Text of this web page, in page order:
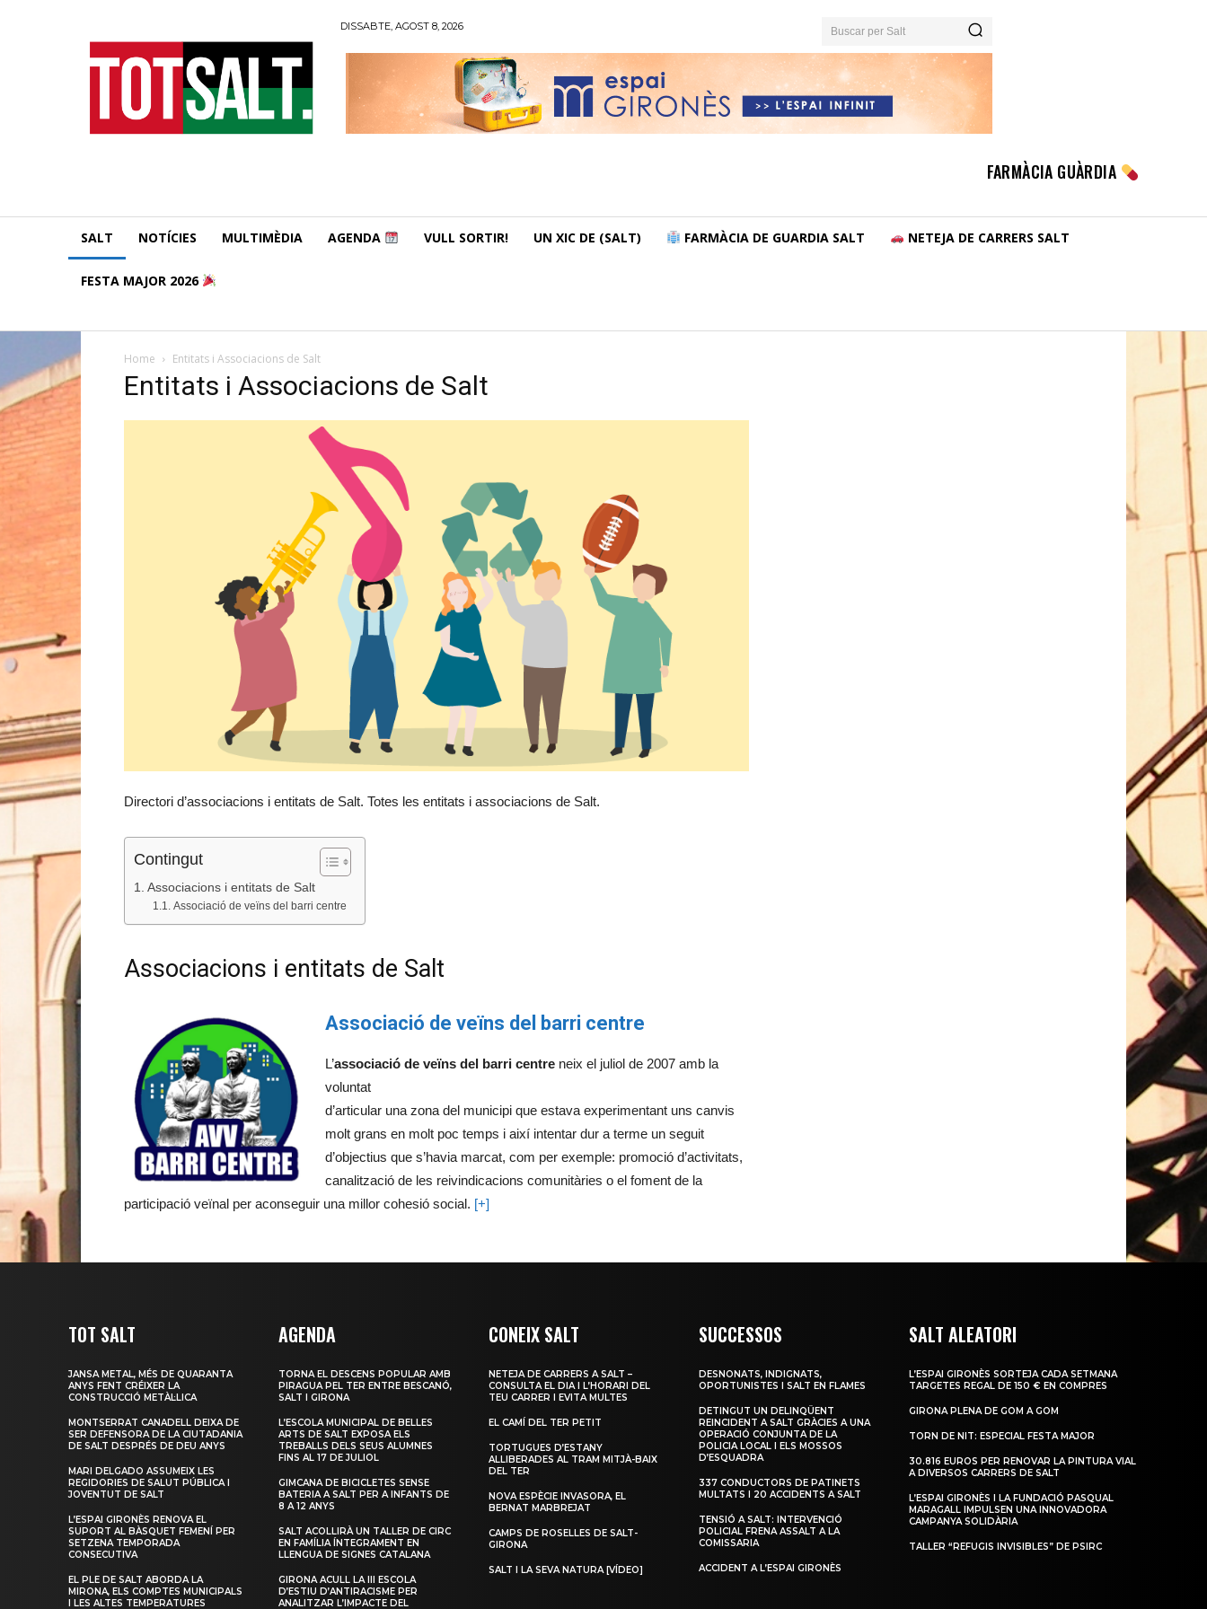
DISSABTE, AGOST 8, 2026 Buscar per Salt
FARMÀCIA GUÀRDIA
SALT NOTÍCIES MULTIMÈDIA AGENDA VULL SORTIR! UN XIC DE (SALT) FARMÀCIA DE GUARDIA SALT NETEJA DE CARRERS SALT
FESTA MAJOR 2026
Home Entitats i Associacions de Salt
Entitats i Associacions de Salt
Directori d’associacions i entitats de Salt. Totes les entitats i associacions de Salt.
Contingut
Associacions i entitats de Salt
Associació de veïns del barri centre
Associacions i entitats de Salt
Associació de veïns del barri centre
L’associació de veïns del barri centre neix el juliol de 2007 amb la
voluntat
d’articular una zona del municipi que estava experimentant uns canvis
molt grans en molt poc temps i així intentar dur a terme un seguit
d’objectius que s’havia marcat, com per exemple: promoció d’activitats,
canalització de les reivindicacions comunitàries o el foment de la
participació veïnal per aconseguir una millor cohesió social. [+]
TOT SALT
JANSA METAL, MÉS DE QUARANTA
ANYS FENT CRÉIXER LA
CONSTRUCCIÓ METÀL·LICA
MONTSERRAT CANADELL DEIXA DE
SER DEFENSORA DE LA CIUTADANIA
DE SALT DESPRÉS DE DEU ANYS
MARI DELGADO ASSUMEIX LES
REGIDORIES DE SALUT PÚBLICA I
JOVENTUT DE SALT
L’ESPAI GIRONÈS RENOVA EL
SUPORT AL BÀSQUET FEMENÍ PER
SETZENA TEMPORADA
CONSECUTIVA
EL PLE DE SALT ABORDA LA
MIRONA, ELS COMPTES MUNICIPALS
I LES ALTES TEMPERATURES
AGENDA
TORNA EL DESCENS POPULAR AMB
PIRAGUA PEL TER ENTRE BESCANÓ,
SALT I GIRONA
L’ESCOLA MUNICIPAL DE BELLES
ARTS DE SALT EXPOSA ELS
TREBALLS DELS SEUS ALUMNES
FINS AL 17 DE JULIOL
GIMCANA DE BICICLETES SENSE
BATERIA A SALT PER A INFANTS DE
8 A 12 ANYS
SALT ACOLLIRÀ UN TALLER DE CIRC
EN FAMÍLIA ÍNTEGRAMENT EN
LLENGUA DE SIGNES CATALANA
GIRONA ACULL LA III ESCOLA
D’ESTIU D’ANTIRACISME PER
ANALITZAR L’IMPACTE DEL
CONEIX SALT
NETEJA DE CARRERS A SALT –
CONSULTA EL DIA I L’HORARI DEL
TEU CARRER I EVITA MULTES
EL CAMÍ DEL TER PETIT
TORTUGUES D’ESTANY
ALLIBERADES AL TRAM MITJÀ-BAIX
DEL TER
NOVA ESPÈCIE INVASORA, EL
BERNAT MARBREJAT
CAMPS DE ROSELLES DE SALT-
GIRONA
SALT I LA SEVA NATURA [VÍDEO]
SUCCESSOS
DESNONATS, INDIGNATS,
OPORTUNISTES I SALT EN FLAMES
DETINGUT UN DELINQÜENT
REINCIDENT A SALT GRÀCIES A UNA
OPERACIÓ CONJUNTA DE LA
POLICIA LOCAL I ELS MOSSOS
D’ESQUADRA
337 CONDUCTORS DE PATINETS
MULTATS I 20 ACCIDENTS A SALT
TENSIÓ A SALT: INTERVENCIÓ
POLICIAL FRENA ASSALT A LA
COMISSARIA
ACCIDENT A L’ESPAI GIRONÈS
SALT ALEATORI
L’ESPAI GIRONÈS SORTEJA CADA SETMANA
TARGETES REGAL DE 150 € EN COMPRES
GIRONA PLENA DE GOM A GOM
TORN DE NIT: ESPECIAL FESTA MAJOR
30.816 EUROS PER RENOVAR LA PINTURA VIAL
A DIVERSOS CARRERS DE SALT
L’ESPAI GIRONÈS I LA FUNDACIÓ PASQUAL
MARAGALL IMPULSEN UNA INNOVADORA
CAMPANYA SOLIDÀRIA
TALLER “REFUGIS INVISIBLES” DE PSIRC